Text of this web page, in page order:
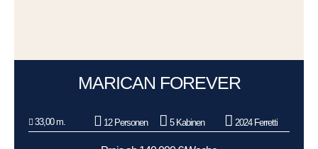
MARICAN FOREVER
33,00 m. 12 Personen 5 Kabinen 2024 Ferretti